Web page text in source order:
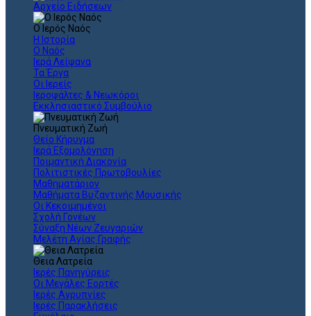
Αρχείο Ειδήσεων
Ο Ιερός Ναός
Η Ιστορία
Ο Ναός
Ιερά Λείψανα
Τα Έργα
Οι Ιερείς
Ιεροψάλτες & Νεωκόροι
Εκκλησιαστικό Συμβούλιο
Πνευματική Ζωή
Θείο Κήρυγμα
Ιερά Εξομολόγηση
Ποιμαντική Διακονία
Πολιτιστικές Πρωτοβουλίες
Μαθηματάριον
Μαθήματα Βυζαντινής Μουσικής
Οι Κεκοιμημένοι
Σχολή Γονέων
Σύναξη Νέων Ζευγαριών
Μελέτη Αγίας Γραφής
Θεια Λατρεία
Ιερές Πανηγύρεις
Οι Μεγάλες Εορτές
Ιερές Αγρυπνίες
Ιερές Παρακλήσεις